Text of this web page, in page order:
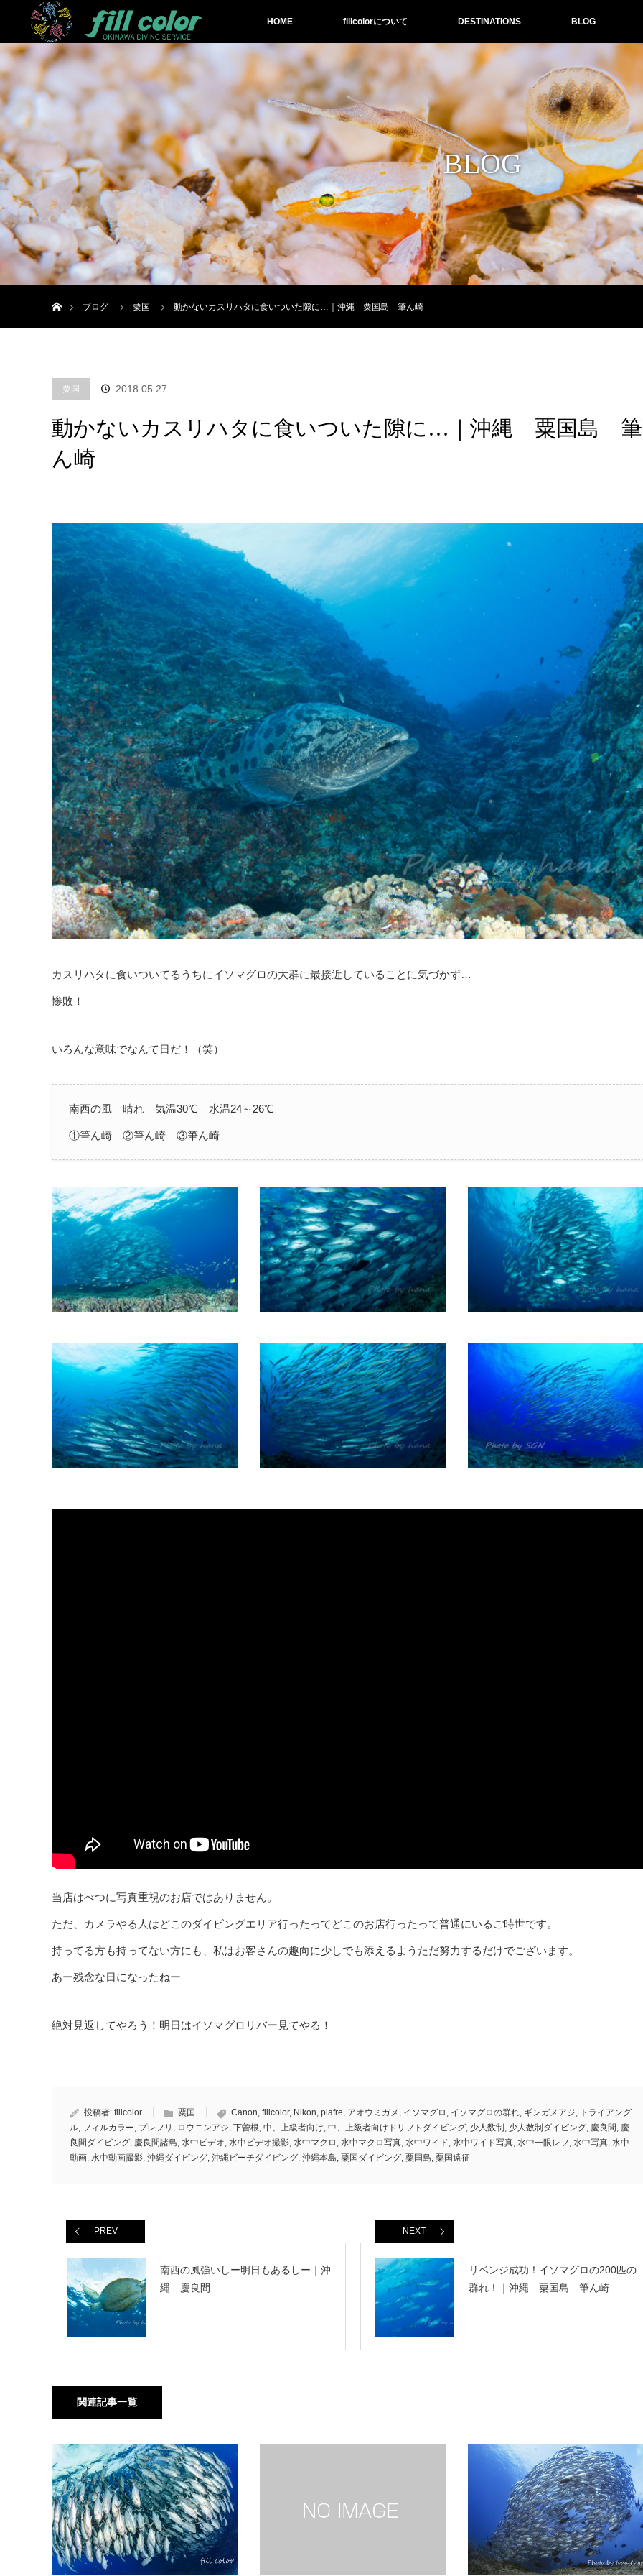
HOME fillcolorについて DESTINATIONS BLOG
BLOG
ブログ
粟国 動かないカスリハタに食いついた隙に…｜沖縄 粟国島 筆ん崎
粟国 2018.05.27
動かないカスリハタに食いついた隙に…｜沖縄 粟国島 筆
ん崎
カスリハタに食いついてるうちにイソマグロの大群に最接近していることに気づかず…
惨敗！
いろんな意味でなんて日だ！（笑）
南西の風 晴れ 気温30℃ 水温24～26℃
①筆ん崎 ②筆ん崎 ③筆ん崎
当店はべつに写真重視のお店ではありません。
ただ、カメラやる人はどこのダイビングエリア行ったってどこのお店行ったって普通にいるご時世です。
持ってる方も持ってない方にも、私はお客さんの趣向に少しでも添えるようただ努力するだけでございます。
あー残念な日になったねー
絶対見返してやろう！明日はイソマグロリバー見てやる！
投稿者: fillcolor 粟国 Canon, fillcolor, Nikon, plafre, アオウミガメ , イソマグロ , イソマグロの群れ, ギンガメアジ, トライアング
ル, フィルカラー, プレフリ , ロウニンアジ, 下曽根, 中、上級者向け, 中、上級者向けドリフトダイビング, 少人数制 , 少人数制ダイビング, 慶良間 , 慶
良間ダイビング, 慶良間諸島, 水中ビデオ, 水中ビデオ撮影, 水中マクロ , 水中マクロ写真, 水中ワイド, 水中ワイド写真, 水中一眼レフ, 水中写真, 水中
動画, 水中動画撮影, 沖縄ダイビング, 沖縄ビーチダイビング, 沖縄本島, 粟国ダイビング, 粟国島, 粟国遠征
PREV
南西の風強いしー明日もあるしー｜沖
縄 慶良間
NEXT
リベンジ成功！イソマグロの200匹の
群れ！｜沖縄 粟国島 筆ん崎
関連記事一覧